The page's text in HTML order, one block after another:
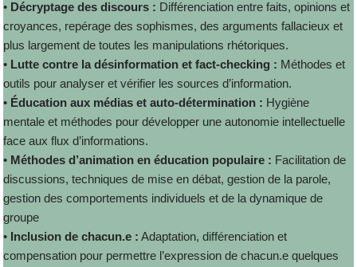
• Décryptage des discours : Différenciation entre faits, opinions et
croyances, repérage des sophismes, des arguments fallacieux et
plus largement de toutes les manipulations rhétoriques.
• Lutte contre la désinformation et fact-checking : Méthodes et
outils pour analyser et vérifier les sources d’information.
• Éducation aux médias et auto-détermination : Hygiène
mentale et méthodes pour développer une autonomie intellectuelle
face aux flux d’informations.
• Méthodes d’animation en éducation populaire : Facilitation de
discussions, techniques de mise en débat, gestion de la parole,
gestion des comportements individuels et de la dynamique de
groupe
• Inclusion de chacun.e : Adaptation, différenciation et
compensation pour permettre l’expression de chacun.e quelques